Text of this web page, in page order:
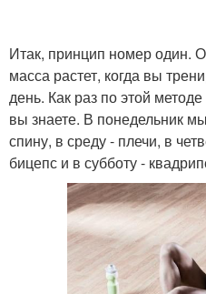
Итак, принцип номер один.
масса растет, когда вы
день. Как раз по этой
вы знаете. В понедельник
спину, в среду - плечи, в
бицепс и в субботу -